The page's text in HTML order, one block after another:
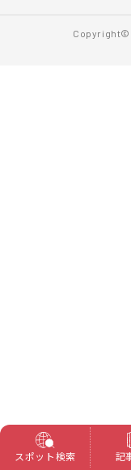
Copyright©
スポット検索 記